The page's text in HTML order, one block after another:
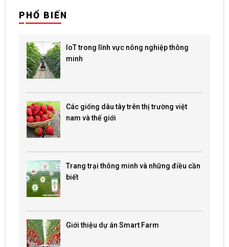
PHỔ BIẾN
IoT trong lĩnh vực nông nghiệp thông
minh
Các giống dâu tây trên thị trường việt
nam và thế giới
Trang trại thông minh và những điều cần
biết
Giới thiệu dự án Smart Farm